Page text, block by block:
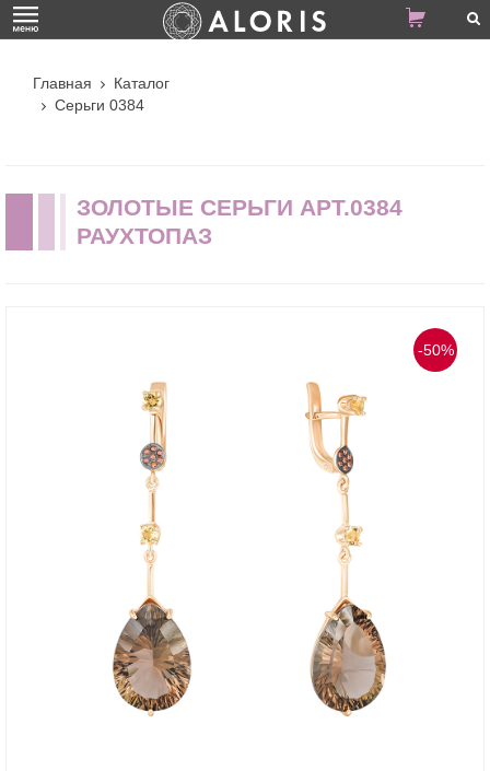
Главная
Каталог
Серьги 0384
ЗОЛОТЫЕ СЕРЬГИ АРТ.0384
РАУХТОПАЗ
-50%